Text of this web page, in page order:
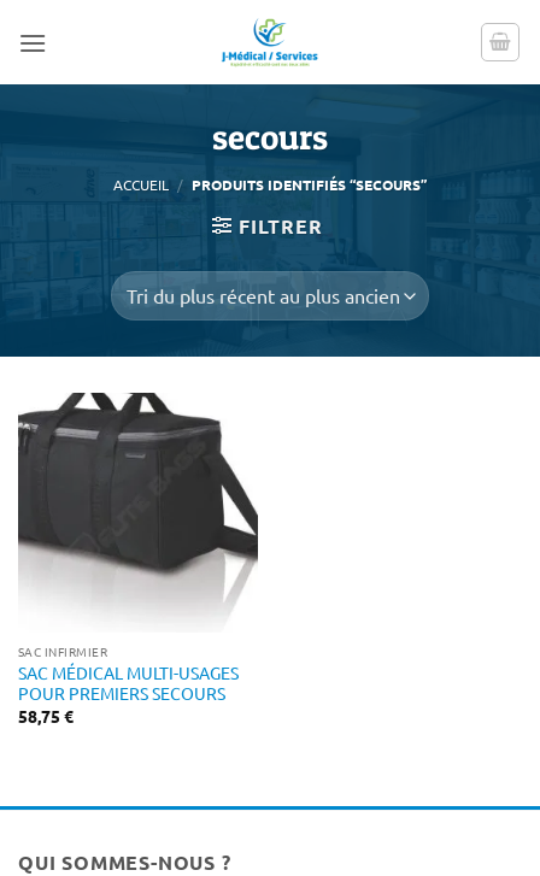
secours
ACCUEIL / PRODUITS IDENTIFIÉS “SECOURS”
FILTRER
SAC INFIRMIER
SAC MÉDICAL MULTI-USAGES
POUR PREMIERS SECOURS
58,75 €
QUI SOMMES-NOUS ?